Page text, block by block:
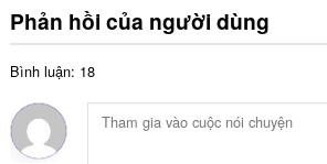
Phản hồi của người dùng
Bình luận: 18